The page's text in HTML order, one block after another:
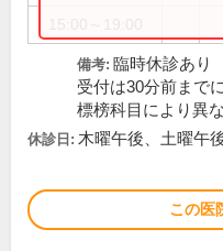
備考: 臨時休診あり
受付は30分前まで
標榜科目により異
休診日: 木曜午後、土曜午
この医